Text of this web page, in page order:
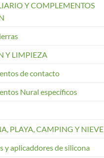
Y COMPLEMENTOS
Y LIMPIEZA
de contacto
Nural específicos
PLAYA, CAMPING Y NIEVE
y aplicaddores de silicona